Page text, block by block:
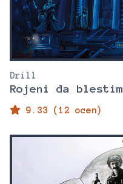
Drill
Rojeni da
9.33 (12 ocen)